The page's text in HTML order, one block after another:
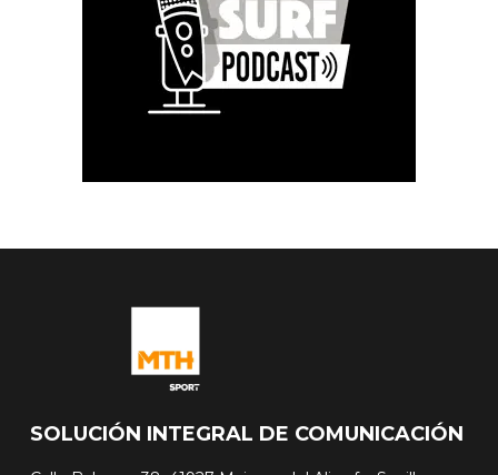
SOLUCIÓN INTEGRAL DE COMUNICACIÓN